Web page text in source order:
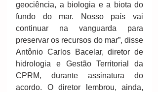
geociência, a biologia e a biota do
fundo do mar. Nosso país vai
continuar na vanguarda para
preservar os recursos do mar”, disse
Antônio Carlos Bacelar, diretor de
hidrologia e Gestão Territorial da
CPRM, durante assinatura do
acordo. O diretor lembrou, ainda,